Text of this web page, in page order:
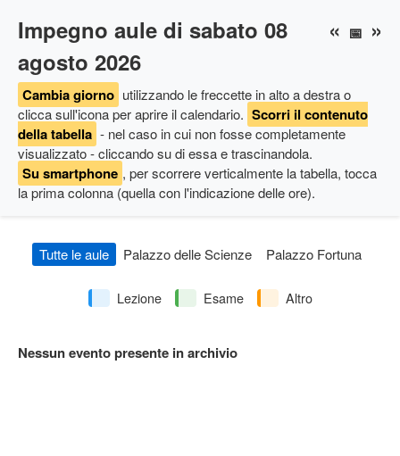
« 📅 »
Impegno aule di sabato 08
agosto 2026
Cambia giorno utilizzando le freccette in alto a destrao
clicca sull'icona per aprire il calendario. Scorri il contenuto
della tabella - nel caso in cui non fosse completamente
visualizzato - cliccando su di essa e trascinandola.
Su smartphone , per scorrere verticalmente la tabella, tocca
la prima colonna (quella con l'indicazione delle ore).
Tutte le aule Palazzo delle Scienze Palazzo Fortuna
Lezione Esame Altro
Nessun evento presente in archivio